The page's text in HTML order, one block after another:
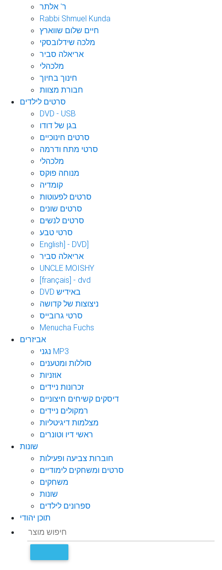
ר' אלתר
Rabbi Shmuel Kunda
חיים שלום שווארץ
מלכה שידלובסקי
אריאלה סביר
מלכהלי
חינוך בחיוך
חבורת מצוות
סרטים לילדים
DVD - USB
בגן של דודו
סרטים חינוכיים
סרטי מתח ודרמה
מלכהלי
מנוחה פוקס
קומדיה
סרטים לפעוטות
סרטים שונים
סרטים לנשים
סרטי טבע
English] - DVD]
אריאלה סביר
UNCLE MOISHY
[français] - dvd
DVD באידיש
ניצוצות של קדושה
סרטי גרובייס
Menucha Fuchs
אביזרים
נגני MP3
סוללות ומטענים
אוזניות
זכרונות ניידים
דיסקים קשיחים חיצוניים
רמקולים ניידים
מצלמות דיגיטליות
ראשי דיו וטונרים
שונות
חוברות צביעה ופעילות
סרטים ומשחקים לימודיים
משחקים
שונות
ספרונים לילדים
תוכן יהודי